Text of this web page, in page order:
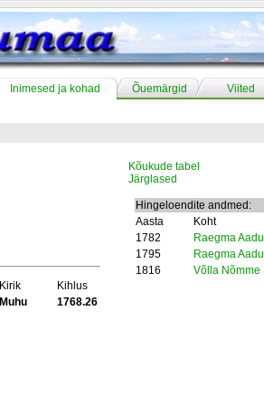
Inimesed ja kohad Õuemärgid Viited
Kirik
Kihlus
Muhu
1768.26
Kõukude tabel
Järglased
Hingeloendite andmed:
Aasta
Koht
1782
Raegma Aadu
1795
Raegma Aadu
1816
Võlla Nõmme